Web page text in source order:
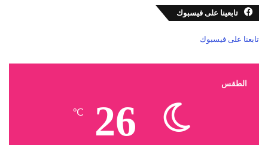
تابعينا على فيسبوك
تابعنا على فيسبوك
الطقس
26
℃